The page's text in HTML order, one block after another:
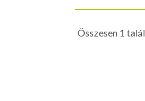
Összesen 1